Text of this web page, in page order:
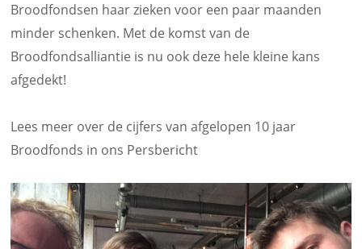
Broodfondsen haar zieken voor een paar maanden
minder schenken. Met de komst van de
Broodfondsalliantie is nu ook deze hele kleine kans
afgedekt!
Lees meer over de cijfers van afgelopen 10 jaar
Broodfonds in ons Persbericht